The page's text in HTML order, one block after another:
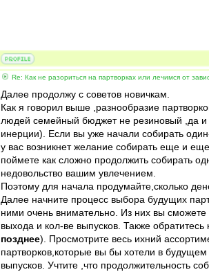
Re: Как не разориться на партворках или лечимся от
Далее продолжу с советов новичкам.
Как я говорил выше ,разнообразие
людей семейный бюджет не резиновый ,да и
инерции). Если вы уже начали собирать
у вас возникнет желание собирать еще и
поймете как сложно продолжить собирать
недовольство вашим увлечением.
Поэтому для начала продумайте,сколько
Далее начните процесс выбора будущих
ними очень внимательно. Из них вы
выхода и кол-ве выпусков. Также
позднее). Просмотрите весь ихний
партворков,которые вы бы хотели в
выпусков. Учтите ,что продолжительность